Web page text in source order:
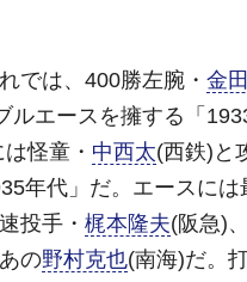
では、400勝左腕・ 金
ルエースを擁する「
怪童・ 中西太(西鉄)と
年代」だ。エースには
投手・ 梶本隆夫(阪急)
の野村克也(南海)だ。